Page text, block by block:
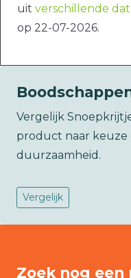
uit verschillende
op 22-07-2026.
Vergelijk
product naar keuze
duurzaamheid.
Vergelijk
Zoek nog een